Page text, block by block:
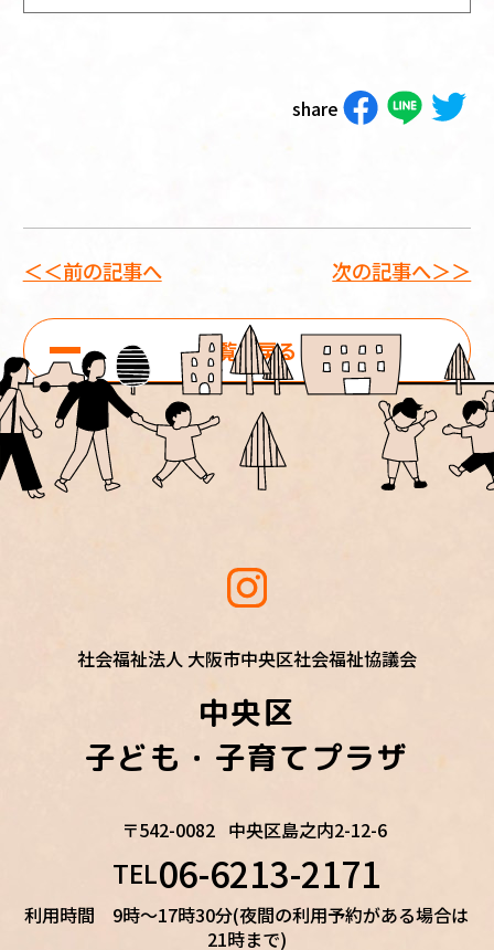
share
＜＜前の記事へ
一覧に戻る
次の記事へ＞＞
社会福祉法人 大阪市中央区社会福祉協議会
中央区
子ども・子育てプラザ
〒542-0082 中央区島之内2-12-6
TEL06-6213-2171
利用時間 9時～17時30分(夜間の利用予約がある場合は
21時まで)